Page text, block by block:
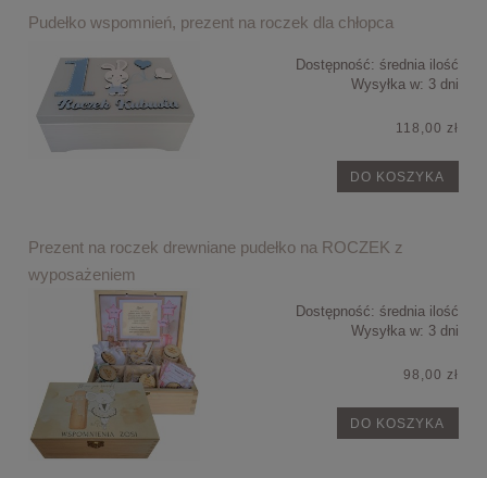
Pudełko wspomnień, prezent na roczek dla chłopca
Dostępność: średnia ilość
Wysyłka w: 3 dni
118,00 zł
DO KOSZYKA
Prezent na roczek drewniane pudełko na ROCZEK z
wyposażeniem
Dostępność: średnia ilość
Wysyłka w: 3 dni
98,00 zł
DO KOSZYKA